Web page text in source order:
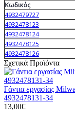
Κωδικός
4932479727
4932478123
4932478124
4932478125
4932478126
Σχετικά Προϊόντα
Γάντια εργασίας
4932478131-34
13,00€